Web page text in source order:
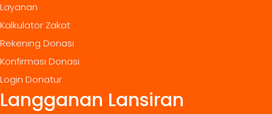
Layanan
Kalkulator Zakat
Rekening Donasi
Konfirmasi Donasi
Login Donatur
Langganan Lansiran